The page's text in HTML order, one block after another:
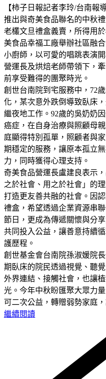
【柿子日報記者李玲/台南報
推出與奇美食品聯名的中秋
老欉文旦禮盒義賣，所得用
美食品幸福工廠舉辦社區融
小廚師，以可愛的唱跳表演
營運長及烘焙老師帶領下，
前享受難得的團聚時光。
創世台南院到宅服務中，72
化，某次意外跌倒導致臥床
繼夜地工作。92歲的吳奶奶
癌症，在自身治療與照顧母
庭顯得特別孤單，照顧者與
期穩定的服務，讓原本孤立
力，同時獲得心理支持。
奇美食品營運長盧建良表示
之於社會、用之於社會」的
打造更友善共融的社會。因
禮盒，希望透過企業資源串
節日，更成為傳遞關懷與分
共同投入公益，讓善意持續
護歷程。
創世基金會台南院孫淑媛院
期臥床的院民透過視覺、聽
外界連結、接觸社會，也讓
光。今年中秋盼匯聚大眾力
可二次公益，轉贈弱勢家庭
繼續閱讀